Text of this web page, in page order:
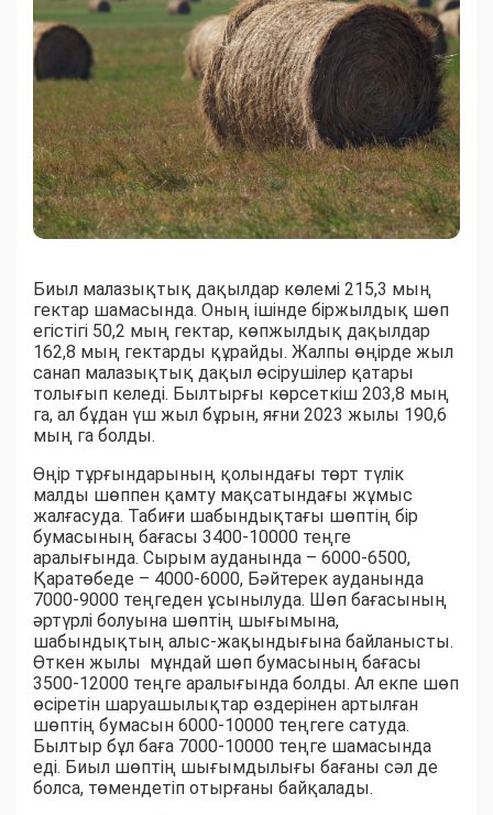
Биыл малазықтық дақылдар көлемі 215,3 мың
гектар шамасында. Оның ішінде біржылдық шөп
егістігі 50,2 мың гектар, көпжылдық дақылдар
162,8 мың гектарды құрайды. Жалпы өңірде жыл
санап малазықтық дақыл өсірушілер қатары
толығып келеді. Былтырғы көрсеткіш 203,8 мың
га, ал бұдан үш жыл бұрын, яғни 2023 жылы 190,6
мың га болды.
Өңір тұрғындарының қолындағы төрт түлік
малды шөппен қамту мақсатындағы жұмыс
жалғасуда. Табиғи шабындықтағы шөптің бір
бумасының бағасы 3400-10000 теңге
аралығында. Сырым ауданында – 6000-6500,
Қаратөбеде – 4000-6000, Бәйтерек ауданында
7000-9000 теңгеден ұсынылуда. Шөп бағасының
әртүрлі болуына шөптің шығымына,
шабындықтың алыс-жақындығына байланысты.
Өткен жылы мұндай шөп бумасының бағасы
3500-12000 теңге аралығында болды. Ал екпе шөп
өсіретін шаруашылықтар өздерінен артылған
шөптің бумасын 6000-10000 теңгеге сатуда.
Былтыр бұл баға 7000-10000 теңге шамасында
еді. Биыл шөптің шығымдылығы бағаны сәл де
болса, төмендетіп отырғаны байқалады.